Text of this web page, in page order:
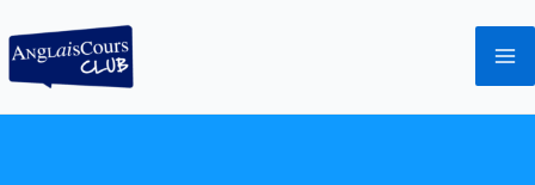
au
contenu